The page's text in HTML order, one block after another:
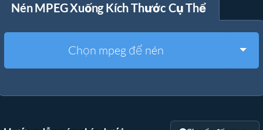
Giải nén
Công cụ khác
Nén MPEG Xuống Kích Thước Cụ Thể
Chọn mpeg để nén